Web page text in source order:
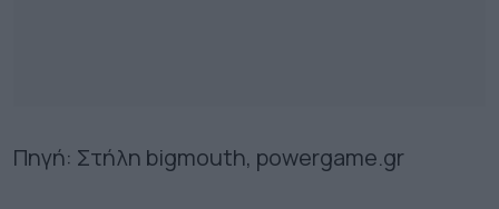
Πηγή: Στήλη bigmouth, powergame.gr